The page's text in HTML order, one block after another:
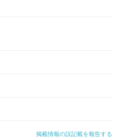
掲載情報の誤記載を報告する